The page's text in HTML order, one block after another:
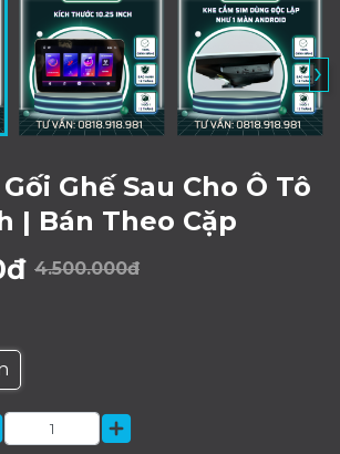
›
Ghế Sau Cho Ô Tô
| Bán Theo Cặp
4.500.000đ